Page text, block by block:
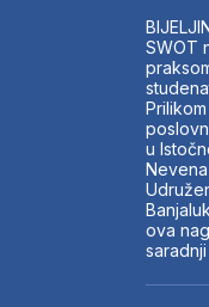
SWOT
u
ova